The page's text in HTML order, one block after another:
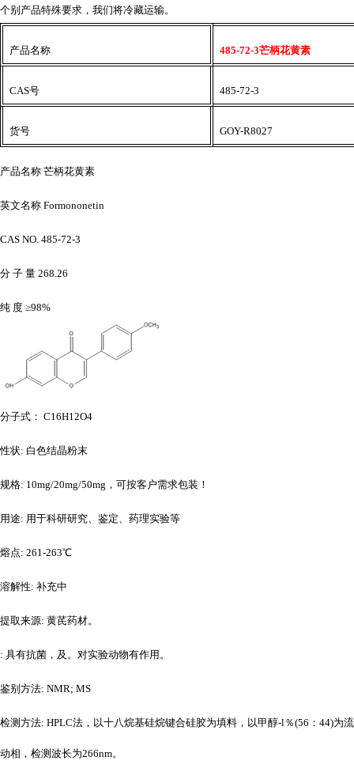
个别产品特殊要求，我们将冷藏运输。
产品名称 485-72-3芒柄花黄素
CAS号 485-72-3
货号 GOY-R8027
产品名称 芒柄花黄素
英文名称 Formononetin
CAS NO. 485-72-3
分 子 量 268.26
纯 度 ≥98%
分子式： C16H12O4
性状: 白色结晶粉末
规格: 10mg/20mg/50mg，可按客户需求包装！
用途: 用于科研研究、鉴定、药理实验等
熔点: 261-263℃
溶解性: 补充中
提取来源: 黄芪药材。
: 具有抗菌，及。对实验动物有作用。
鉴别方法: NMR; MS
检测方法: HPLC法，以十八烷基硅烷键合硅胶为填料，以甲醇-l％(56：44)为流
动相，检测波长为266nm。